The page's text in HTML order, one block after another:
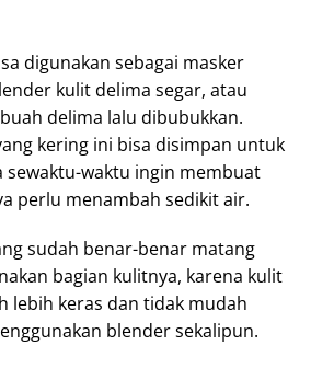
digunakan sebagai masker
kulit delima segar, atau
delima lalu dibubukkan.
kering ini bisa disimpan untuk
sewaktu-waktu ingin membuat
perlu menambah sedikit air.
sudah benar-benar matang
bagian kulitnya, karena kulit
lebih keras dan tidak mudah
blender sekalipun.